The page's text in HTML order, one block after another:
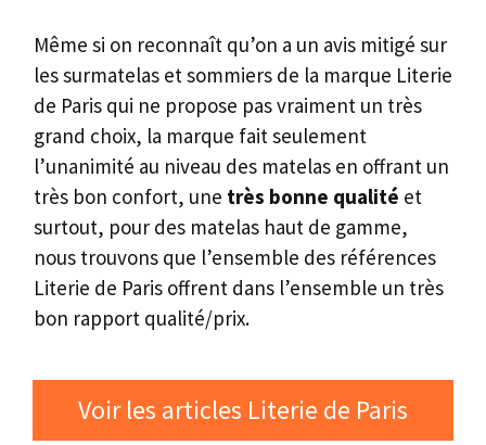
Même si on reconnaît qu’on a un avis mitigé sur
les surmatelas et sommiers de la marque Literie
de Paris qui ne propose pas vraiment un très
grand choix, la marque fait seulement
l’unanimité au niveau des matelas en offrant un
très bon confort, une très bonne qualité et
surtout, pour des matelas haut de gamme,
nous trouvons que l’ensemble des références
Literie de Paris offrent dans l’ensemble un très
bon rapport qualité/prix.
​Voir les articles Literie de Paris